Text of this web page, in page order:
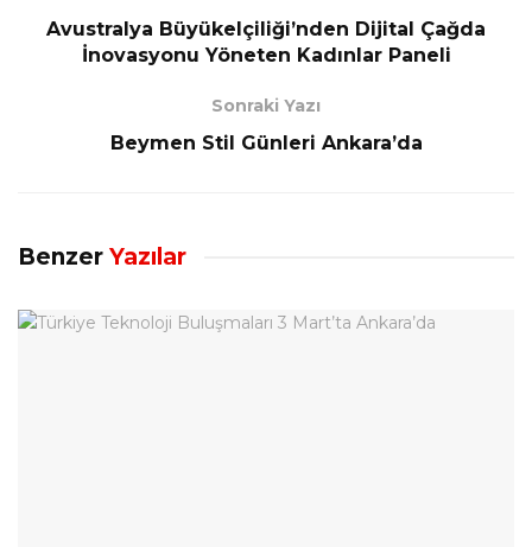
Avustralya Büyükelçiliği’nden Dijital Çağda
İnovasyonu Yöneten Kadınlar Paneli
Sonraki Yazı
Beymen Stil Günleri Ankara’da
Benzer Yazılar